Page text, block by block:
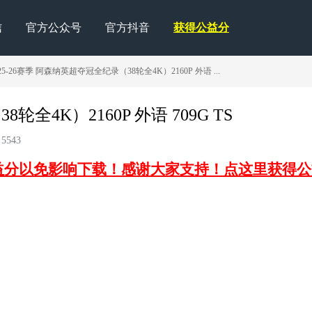
官方公众号 官方抖音 获得公益分
26赛季 阿森纳英超夺冠全纪录（38轮全4K）2160P 外语 ...
轮全4K）2160P 外语 709G TS
以免影响下载！感谢大家支持！点这里获得